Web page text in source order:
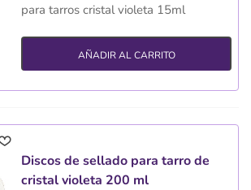
para tarros cristal violeta 15ml
AÑADIR AL CARRITO
Discos de sellado para tarro de
cristal violeta 200 ml